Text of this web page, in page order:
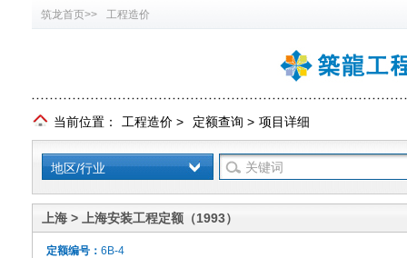
筑龙首页>> 工程造价
当前位置： 工程造价 > 定额查询 > 项目详细
地区/行业
上海 > 上海安装工程定额（1993）
定额编号： 6B-4